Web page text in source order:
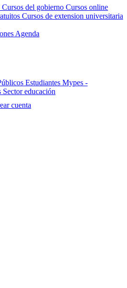
Cursos del gobierno Cursos online
Cursos de extension universitaria
Agenda
Estudiantes Mypes -
Sector educación
cuenta